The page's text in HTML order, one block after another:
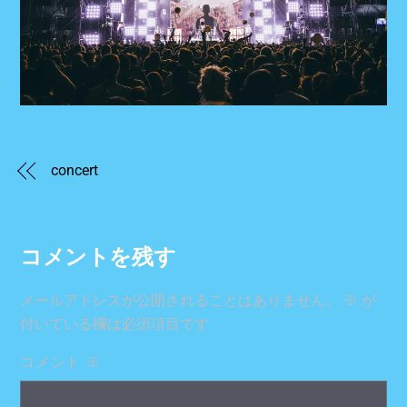
concert
コメントを残す
メールアドレスが公開されることはありません。 ※ が
付いている欄は必須項目です
コメント ※